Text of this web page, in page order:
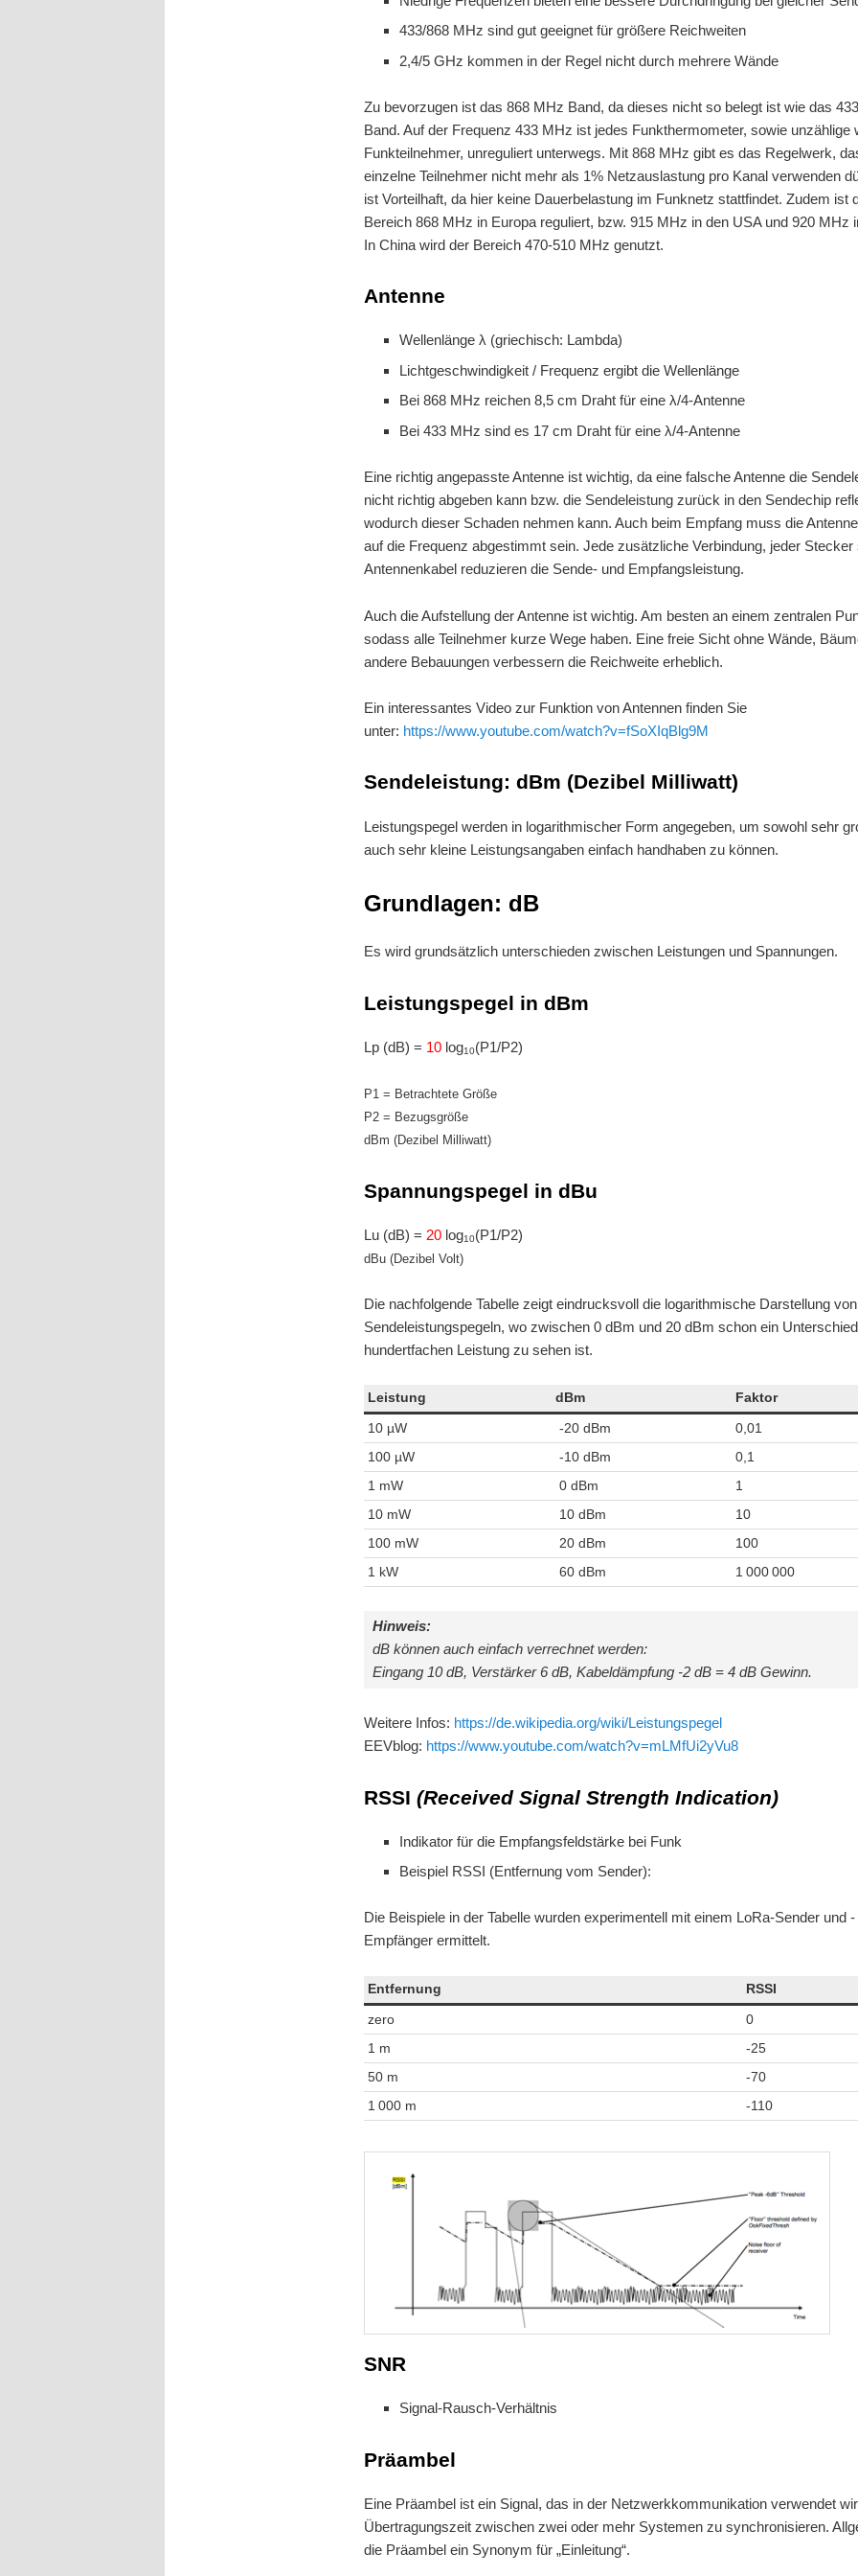
433/868 MHz sind gut geeignet für größere Reichweiten
2,4/5 GHz kommen in der Regel nicht durch mehrere Wände
Zu bevorzugen ist das 868 MHz Band, da dieses nicht so belegt ist wie das
Band. Auf der Frequenz 433 MHz ist jedes Funkthermometer, sowie unzählige
Funkteilnehmer, unreguliert unterwegs. Mit 868 MHz gibt es das Regelwerk,
einzelne Teilnehmer nicht mehr als 1% Netzauslastung pro Kanal verwenden
ist Vorteilhaft, da hier keine Dauerbelastung im Funknetz stattfindet. Zudem ist
Bereich 868 MHz in Europa reguliert, bzw. 915 MHz in den USA und 920 MHz
In China wird der Bereich 470-510 MHz genutzt.
Antenne
Wellenlänge λ (griechisch: Lambda)
Lichtgeschwindigkeit / Frequenz ergibt die Wellenlänge
Bei 868 MHz reichen 8,5 cm Draht für eine λ/4-Antenne
Bei 433 MHz sind es 17 cm Draht für eine λ/4-Antenne
Eine richtig angepasste Antenne ist wichtig, da eine falsche Antenne die
nicht richtig abgeben kann bzw. die Sendeleistung zurück in den Sendechip
wodurch dieser Schaden nehmen kann. Auch beim Empfang muss die
auf die Frequenz abgestimmt sein. Jede zusätzliche Verbindung, jeder Stecker
Antennenkabel reduzieren die Sende- und Empfangsleistung.
Auch die Aufstellung der Antenne ist wichtig. Am besten an einem zentralen
sodass alle Teilnehmer kurze Wege haben. Eine freie Sicht ohne Wände,
andere Bebauungen verbessern die Reichweite erheblich.
Ein interessantes Video zur Funktion von Antennen finden Sie
unter: https://www.youtube.com/watch?v=fSoXIqBlg9M
Sendeleistung: dBm (Dezibel Milliwatt)
Leistungspegel werden in logarithmischer Form angegeben, um sowohl sehr
auch sehr kleine Leistungsangaben einfach handhaben zu können.
Grundlagen: dB
Es wird grundsätzlich unterschieden zwischen Leistungen und Spannungen.
Leistungspegel in dBm
Lp (dB) = 10log10(P1/P2)
P1 = Betrachtete Größe
P2 = Bezugsgröße
dBm (Dezibel Milliwatt)
Spannungspegel in dBu
Lu (dB) = 20log10(P1/P2)
dBu (Dezibel Volt)
Die nachfolgende Tabelle zeigt eindrucksvoll die logarithmische Darstellung von
Sendeleistungspegeln, wo zwischen 0 dBm und 20 dBm schon ein
hundertfachen Leistung zu sehen ist.
Leistung dBm Faktor
10 µW -20 dBm
0,01
100 µW
-10 dBm
0,1
1 mW
0 dBm
1
10 mW
10 dBm
10
100 mW
20 dBm
100
1 kW
60 dBm 1 000 000
Hinweis:
dB können auch einfach verrechnet werden:
Eingang 10 dB, Verstärker 6 dB, Kabeldämpfung -2 dB = 4 dB Gewinn.
Weitere Infos: https://de.wikipedia.org/wiki/Leistungspegel
EEVblog: https://www.youtube.com/watch?v=mLMfUi2yVu8
RSSI (Received Signal Strength Indication)
Indikator für die Empfangsfeldstärke bei Funk
Beispiel RSSI (Entfernung vom Sender):
Die Beispiele in der Tabelle wurden experimentell mit einem LoRa-Sender und -
Empfänger ermittelt.
Entfernung RSSI
zero
0
1 m
-25
50 m
-70
1 000 m
-110
SNR
Signal-Rausch-Verhältnis
Präambel
Eine Präambel ist ein Signal, das in der Netzwerkkommunikation verwendet
Übertragungszeit zwischen zwei oder mehr Systemen zu synchronisieren.
die Präambel ein Synonym für „Einleitung“.